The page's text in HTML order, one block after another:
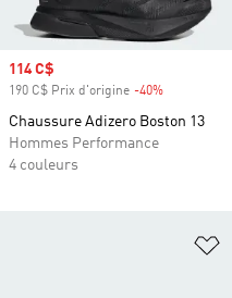
Prix soldé
114 C$
190 C$ Prix d'origine -40%
Chaussure Adizero Boston 13
Hommes Performance
4 couleurs